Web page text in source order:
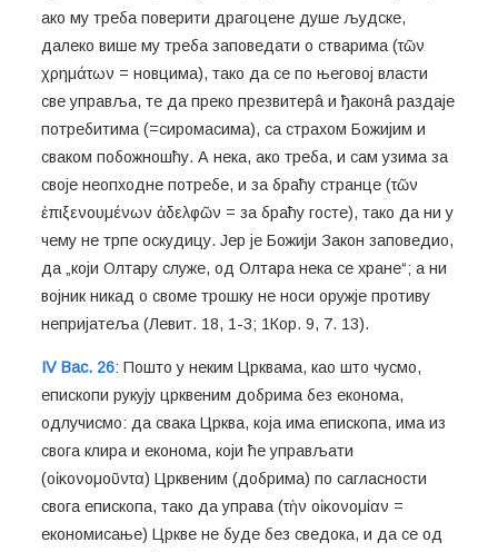
ако му треба поверити драгоцене душе људске,
далеко више му треба заповедати о стварима (τῶν
χρημάτων = новцима), тако да се по његовој власти
све управља, те да преко презвитерâ и ђаконâ раздаје
потребитима (=сиромасима), са страхом Божијим и
сваком побожношћу. А нека, ако треба, и сам узима за
своје неопходне потребе, и за браћу странце (τῶν
ἐπιξενουμένων ἀδελφῶν = за браћу госте), тако да ни у
чему не трпе оскудицу. Јер је Божији Закон заповедио,
да „који Олтару служе, од Олтара нека се хране“; а ни
војник никад о своме трошку не носи оружје противу
непријатеља (Левит. 18, 1-3; 1Кор. 9, 7. 13).
IV Вас. 26: Пошто у неким Црквама, као што чусмо,
епископи рукују црквеним добрима без економа,
одлучисмо: да свака Црква, која има епископа, има из
свога клира и економа, који ће управљати
(οἰκονομοῦντα) Црквеним (добрима) по сагласности
свога епископа, тако да управа (τὴν οἰκονομίαν =
економисање) Цркве не буде без сведока, и да се од